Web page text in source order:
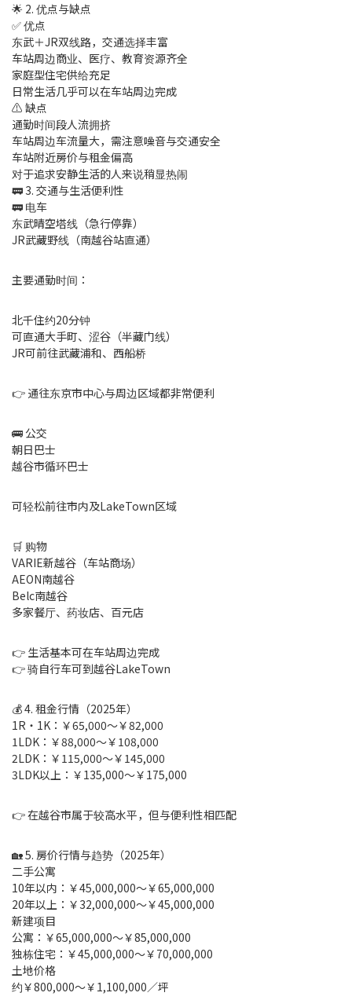
🌟 2. 优点与缺点
✅ 优点
东武＋JR双线路，交通选择丰富
车站周边商业、医疗、教育资源齐全
家庭型住宅供给充足
日常生活几乎可以在车站周边完成
⚠️ 缺点
通勤时间段人流拥挤
车站周边车流量大，需注意噪音与交通安全
车站附近房价与租金偏高
对于追求安静生活的人来说稍显热闹
🚃 3. 交通与生活便利性
🚃 电车
东武晴空塔线（急行停靠）
JR武藏野线（南越谷站直通）
主要通勤时间：
北千住约20分钟
可直通大手町、涩谷（半藏门线）
JR可前往武藏浦和、西船桥
👉 通往东京市中心与周边区域都非常便利
🚌 公交
朝日巴士
越谷市循环巴士
可轻松前往市内及LakeTown区域
🛒 购物
VARIE新越谷（车站商场）
AEON南越谷
Belc南越谷
多家餐厅、药妆店、百元店
👉 生活基本可在车站周边完成
👉 骑自行车可到越谷LakeTown
💰 4. 租金行情（2025年）
1R・1K：￥65,000～￥82,000
1LDK：￥88,000～￥108,000
2LDK：￥115,000～￥145,000
3LDK以上：￥135,000～￥175,000
👉 在越谷市属于较高水平，但与便利性相匹配
🏡 5. 房价行情与趋势（2025年）
二手公寓
10年以内：￥45,000,000～￥65,000,000
20年以上：￥32,000,000～￥45,000,000
新建项目
公寓：￥65,000,000～￥85,000,000
独栋住宅：￥45,000,000～￥70,000,000
土地价格
约￥800,000～￥1,100,000／坪